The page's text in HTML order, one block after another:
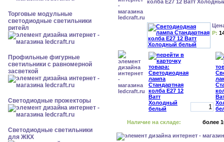
Торговые модульные
светодиодные светильники
ритейл
Профильные фигурные
светильники с равномерной
засветкой
Светодиодные прожекторы
Светодиодные светильники
для ЖКХ
колба Е27 12 Ватт
Р:
Наличие на складе: более